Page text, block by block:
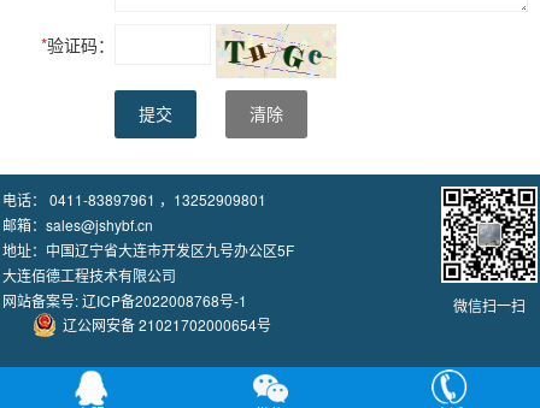
*验证码：
提交 清除
微信扫一扫
电话： 0411-83897961 ，13252909801
邮箱：sales@jshybf.cn
地址：中国辽宁省大连市开发区九号办公区5F
大连佰德工程技术有限公司
网站备案号:辽ICP备2022008768号-1
辽公网安备 21021702000654号